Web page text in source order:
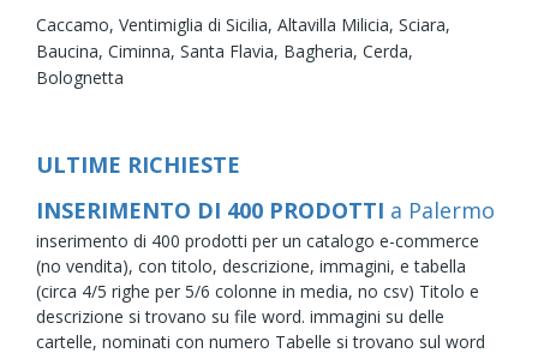
Caccamo, Ventimiglia di Sicilia, Altavilla Milicia, Sciara,
Baucina, Ciminna, Santa Flavia, Bagheria, Cerda,
Bolognetta
ULTIME RICHIESTE
INSERIMENTO DI 400 PRODOTTI a Palermo
inserimento di 400 prodotti per un catalogo e-commerce
(no vendita), con titolo, descrizione, immagini, e tabella
(circa 4/5 righe per 5/6 colonne in media, no csv) Titolo e
descrizione si trovano su file word. immagini su delle
cartelle, nominati con numero Tabelle si trovano sul word